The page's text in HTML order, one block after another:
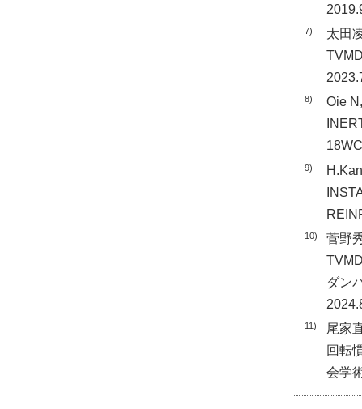
7)
太田
8)
Oie
9)
10)
菅野
ダン
11)
尾家
回転
会学